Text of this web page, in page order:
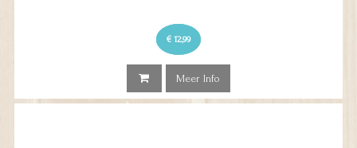
€ 12,99
Meer Info